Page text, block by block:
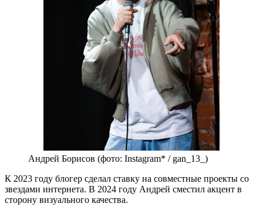
Андрей Борисов (фото: Instagram* / gan_13_)
К 2023 году блогер сделал ставку на совместные проекты со
звездами интернета. В 2024 году Андрей сместил акцент в
сторону визуального качества.